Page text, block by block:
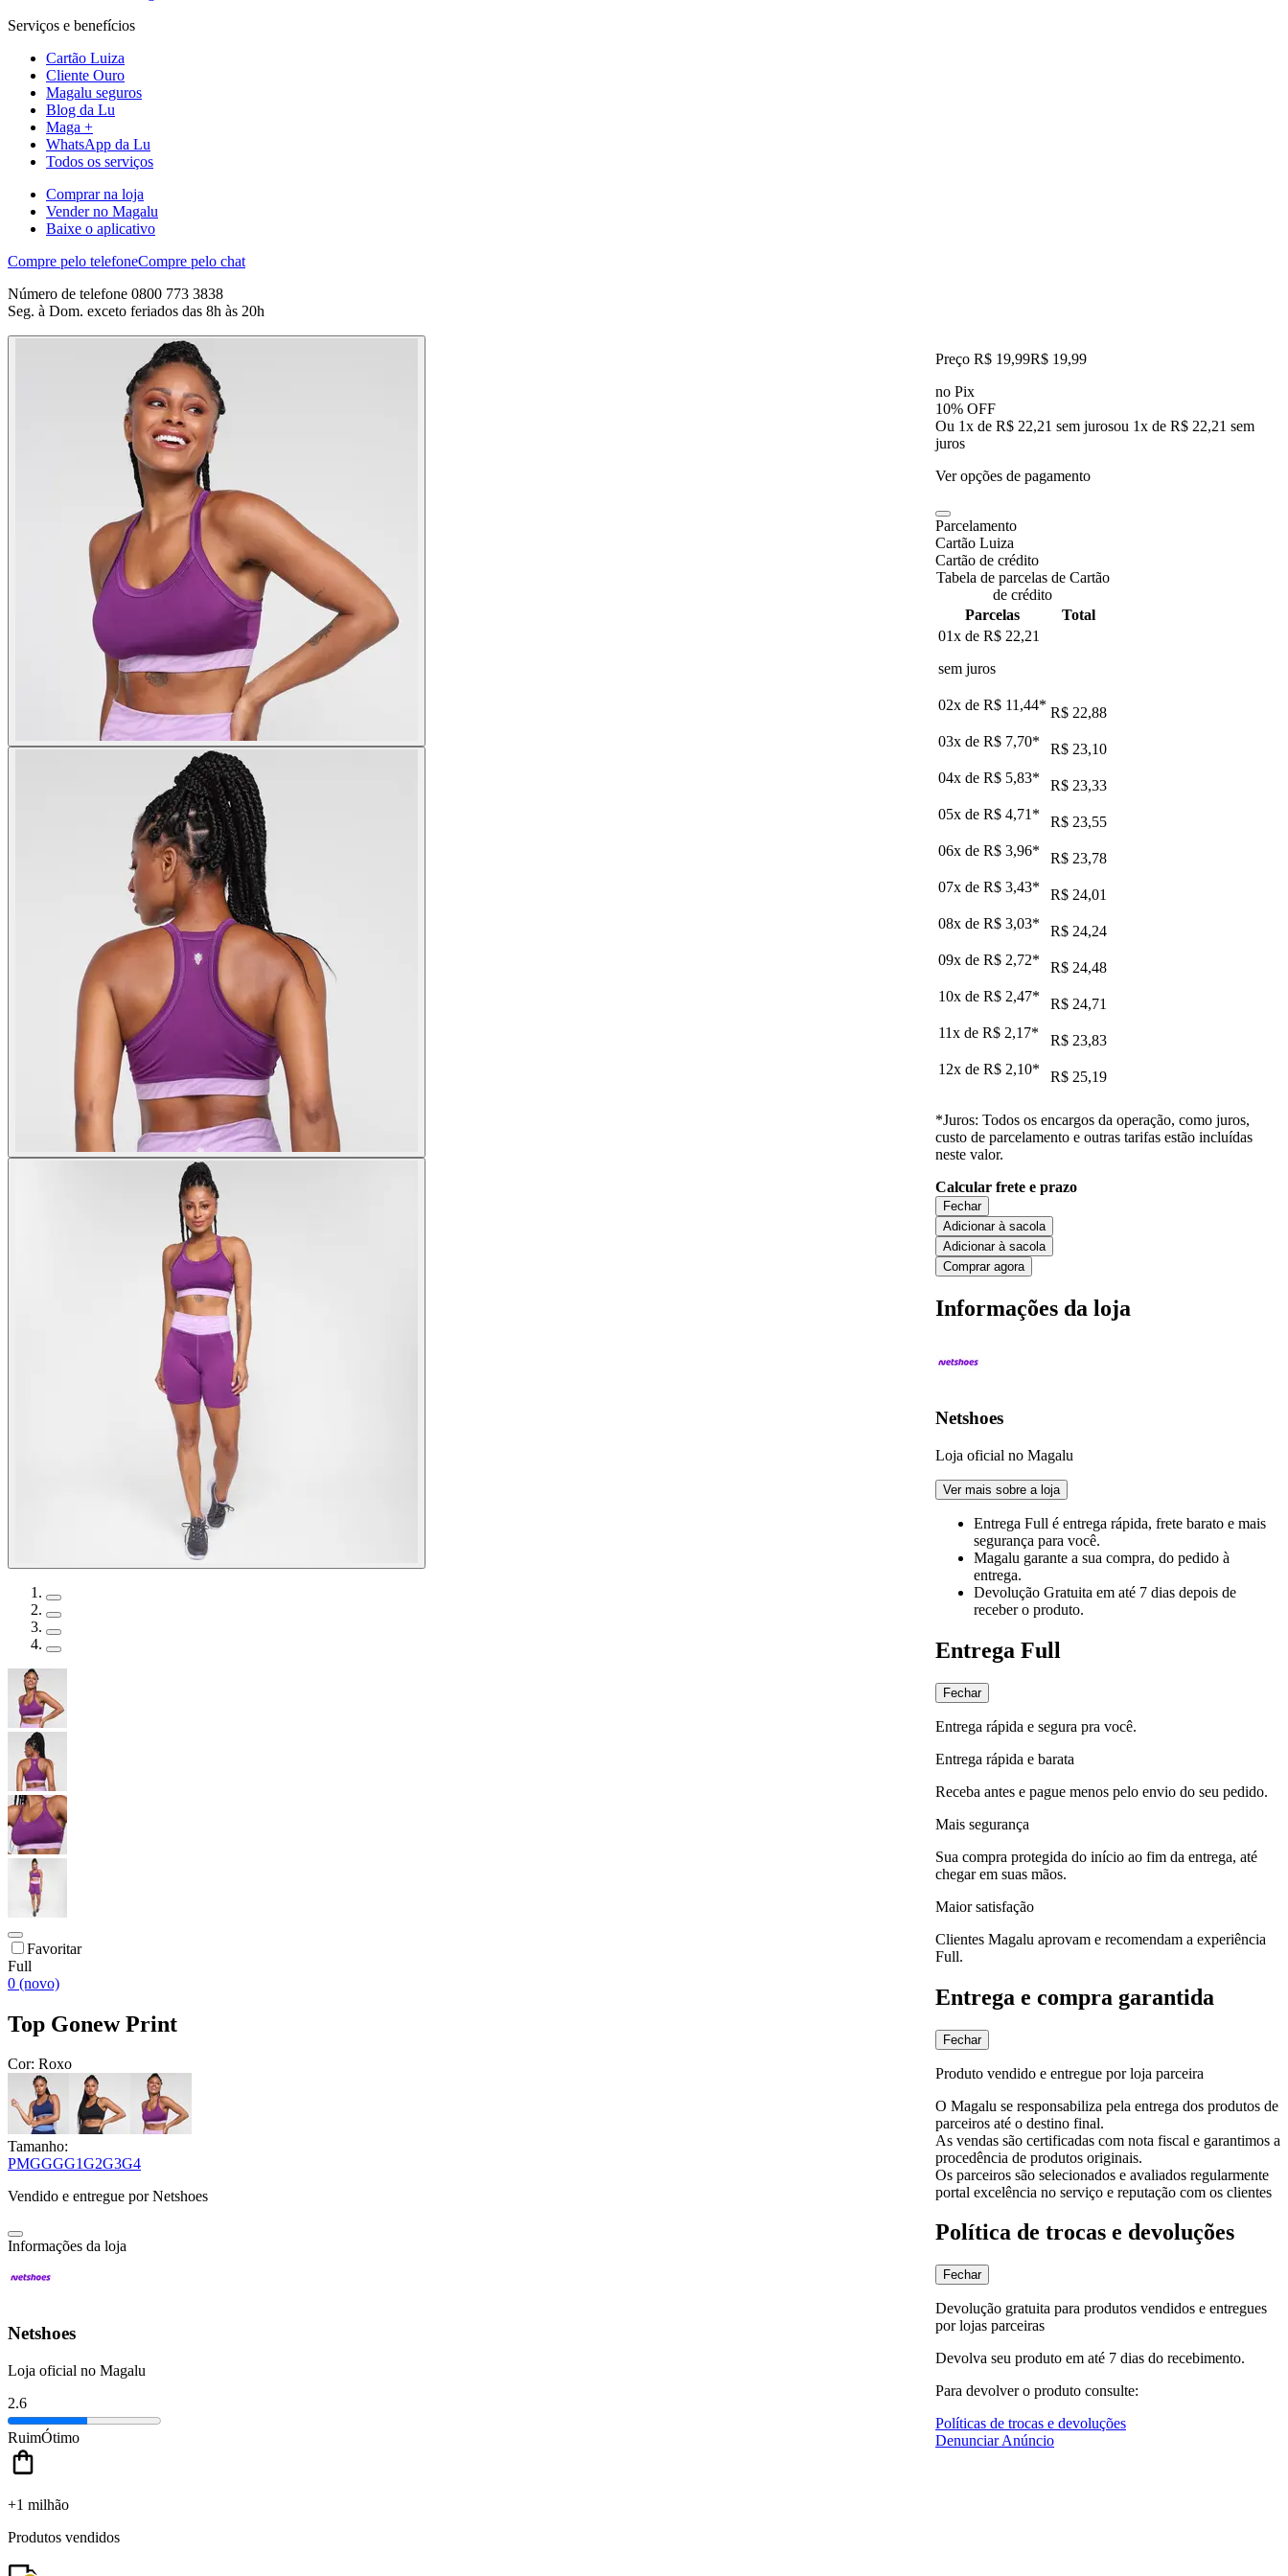
Serviços e benefícios
Cartão Luiza
Cliente Ouro
Magalu seguros
Blog da Lu
Maga +
WhatsApp da Lu
Todos os serviços
Comprar na loja
Vender no Magalu
Baixe o aplicativo
Compre pelo telefoneCompre pelo chat
Número de telefone 0800 773 3838
Seg. à Dom. exceto feriados das 8h às 20h
Favoritar
Full
0 (novo)
Top Gonew Print
Cor: Roxo
Tamanho:
PMGGGG1G2G3G4
Vendido e entregue por Netshoes
Informações da loja
Netshoes
Loja oficial no Magalu
2.6
RuimÓtimo
+1 milhão
Produtos vendidos
Preço R$ 19,99R$ 19,99
no Pix
10% OFF
Ou 1x de R$ 22,21 sem jurosou 1x de R$ 22,21 sem
juros
Ver opções de pagamento
Parcelamento
Cartão Luiza
Cartão de crédito
Tabela de parcelas de Cartão
de crédito
Parcelas
Total
01x de R$ 22,21
sem juros
02x de R$ 11,44* R$ 22,88
03x de R$ 7,70*
R$ 23,10
04x de R$ 5,83*
R$ 23,33
05x de R$ 4,71 *
R$ 23,55
06x de R$ 3,96*
R$ 23,78
07x de R$ 3,43*
R$ 24,01
08x de R$ 3,03*
R$ 24,24
09x de R$ 2,72*
R$ 24,48
10x de R$ 2,47*
R$ 24,71
11x de R$ 2,17*
R$ 23,83
12x de R$ 2,10* R$ 25,19
*Juros: Todos os encargos da operação, como juros,
custo de parcelamento e outras tarifas estão incluídas
neste valor.
Calcular frete e prazo
Fechar
Adicionar à sacola
Adicionar à sacola
Comprar agora
Informações da loja
Netshoes
Loja oficial no Magalu
Ver mais sobre a loja
Entrega Full é entrega rápida, frete barato e mais
segurança para você.
Magalu garante a sua compra, do pedido à
entrega.
Devolução Gratuita em até 7 dias depois de
receber o produto.
Entrega Full
Fechar
Entrega rápida e segura pra você.
Entrega rápida e barata
Receba antes e pague menos pelo envio do seu pedido.
Mais segurança
Sua compra protegida do início ao fim da entrega, até
chegar em suas mãos.
Maior satisfação
Clientes Magalu aprovam e recomendam a experiência
Full.
Entrega e compra garantida
Fechar
Produto vendido e entregue por loja parceira
O Magalu se responsabiliza pela entrega dos produtos de
parceiros até o destino final.
As vendas são certificadas com nota fiscal e garantimos a
procedência de produtos originais.
Os parceiros são selecionados e avaliados regularmente
portal excelência no serviço e reputação com os clientes
Política de trocas e devoluções
Fechar
Devolução gratuita para produtos vendidos e entregues
por lojas parceiras
Devolva seu produto em até 7 dias do recebimento.
Para devolver o produto consulte:
Políticas de trocas e devoluções
Denunciar Anúncio